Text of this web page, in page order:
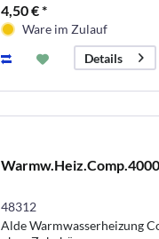
4,50 € *
Ware im Zulauf
Details
48312
Alde Warmwasserheizung